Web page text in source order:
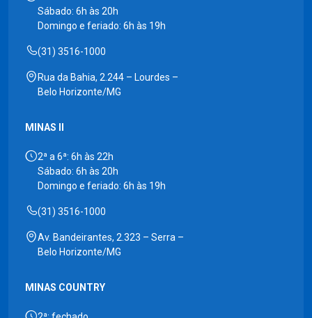
Sábado: 6h às 20h
Domingo e feriado: 6h às 19h
(31) 3516-1000
Rua da Bahia, 2.244 – Lourdes –
Belo Horizonte/MG
MINAS II
2ª a 6ª: 6h às 22h
Sábado: 6h às 20h
Domingo e feriado: 6h às 19h
(31) 3516-1000
Av. Bandeirantes, 2.323 – Serra –
Belo Horizonte/MG
MINAS COUNTRY